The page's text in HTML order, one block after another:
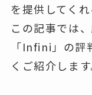
を提供してく
この記事では
「Infini」の評
くご紹介します